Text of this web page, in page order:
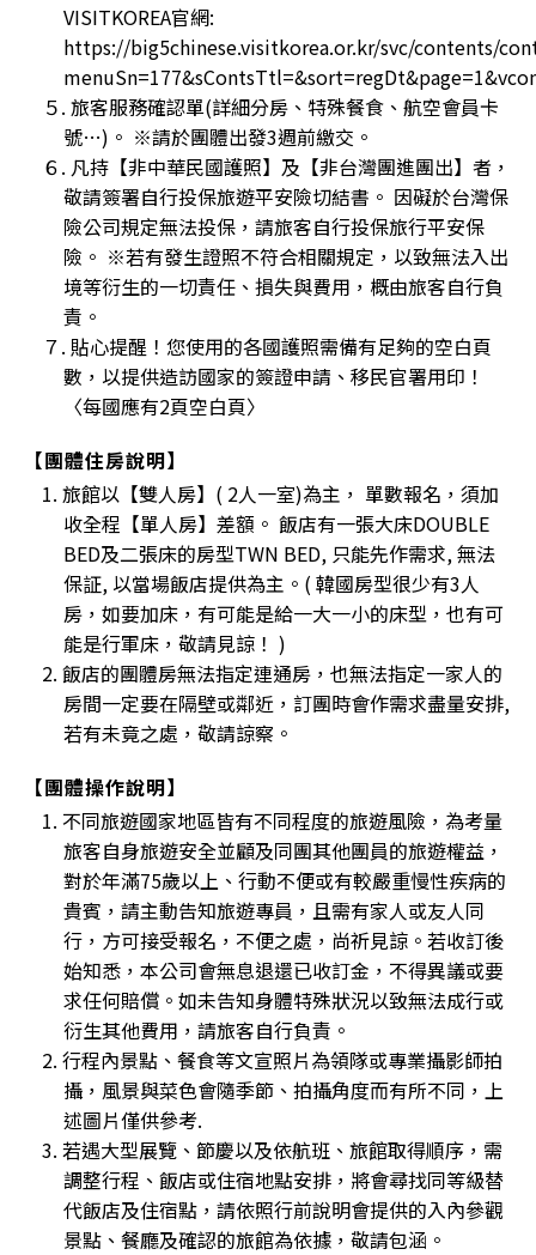
VISITKOREA官網:
https://big5chinese.visitkorea.or.kr/svc/contents/
５. 旅客服務確認單(詳細分房、特殊餐食、航空會員卡
號…)。 ※請於團體出發3週前繳交。
６. 凡持【非中華民國護照】及【非台灣團進團出】者，
敬請簽署自行投保旅遊平安險切結書。 因礙於台灣保
險公司規定無法投保，請旅客自行投保旅行平安保
險。 ※若有發生證照不符合相關規定，以致無法入出
境等衍生的一切責任、損失與費用，概由旅客自行負
責。
７. 貼心提醒！您使用的各國護照需備有足夠的空白頁
數，以提供造訪國家的簽證申請、移民官署用印！
〈每國應有2頁空白頁〉
【團體住房說明】
1. 旅館以【雙人房】( 2人一室)為主， 單數報名，須加
收全程【單人房】差額。 飯店有一張大床DOUBLE
BED及二張床的房型TWN BED, 只能先作需求, 無法
保証, 以當場飯店提供為主。( 韓國房型很少有3人
房，如要加床，有可能是給一大一小的床型，也有可
能是行軍床，敬請見諒！ )
2. 飯店的團體房無法指定連通房，也無法指定一家人的
房間一定要在隔壁或鄰近，訂團時會作需求盡量安排,
若有未竟之處，敬請諒察。
【團體操作說明】
1. 不同旅遊國家地區皆有不同程度的旅遊風險，為考量
旅客自身旅遊安全並顧及同團其他團員的旅遊權益，
對於年滿75歲以上、行動不便或有較嚴重慢性疾病的
貴賓，請主動告知旅遊專員，且需有家人或友人同
行，方可接受報名，不便之處，尚祈見諒。若收訂後
始知悉，本公司會無息退還已收訂金，不得異議或要
求任何賠償。如未告知身體特殊狀況以致無法成行或
衍生其他費用，請旅客自行負責。
2. 行程內景點、餐食等文宣照片為領隊或專業攝影師拍
攝，風景與菜色會隨季節、拍攝角度而有所不同，上
述圖片僅供參考.
3. 若遇大型展覽、節慶以及依航班、旅館取得順序，需
調整行程、飯店或住宿地點安排，將會尋找同等級替
代飯店及住宿點，請依照行前說明會提供的入內參觀
景點、餐廳及確認的旅館為依據，敬請包涵。